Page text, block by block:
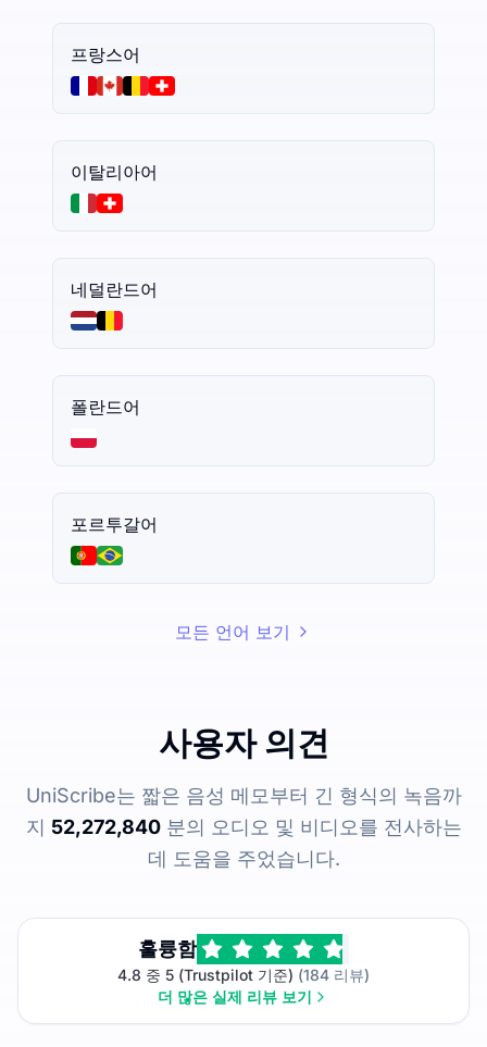
프랑스어
이탈리아어
네덜란드어
폴란드어
포르투갈어
모든 언어 보기
사용자 의견
UniScribe는 짧은 음성 메모부터 긴 형식의 녹음까
지 52,272,840분의 오디오 및 비디오를 전사하는
데 도움을 주었습니다.
훌륭함
4.8 중 5 (Trustpilot 기준) (184 리뷰)
더 많은 실제 리뷰 보기